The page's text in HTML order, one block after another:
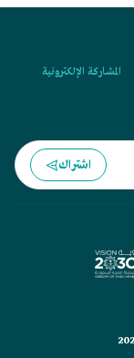
المشاركة الإلكترونية
اشتراك